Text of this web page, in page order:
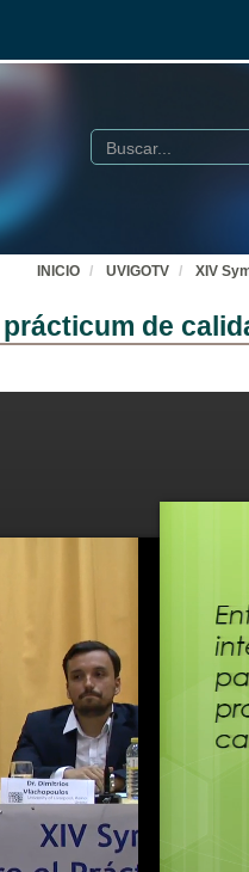
Buscar
INICIO UVIGOTV XIV
de